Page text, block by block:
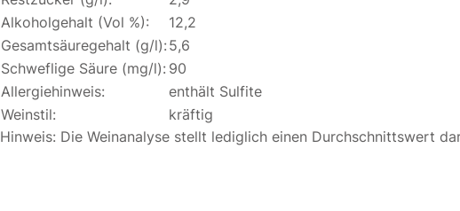
Alkoholgehalt (Vol %):
12,2
Gesamtsäuregehalt (g/l):5,6
Schweflige Säure (mg/l): 90
Allergiehinweis:
enthält Sulfite
Weinstil:
kräftig
Hinweis: Die Weinanalyse stellt lediglich einen Durchschnittswert